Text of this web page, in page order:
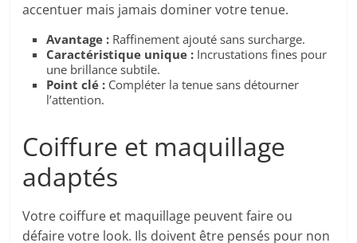
accentuer mais jamais dominer votre tenue.
Avantage : Raffinement ajouté sans surcharge.
Caractéristique unique : Incrustations fines pour
une brillance subtile.
Point clé : Compléter la tenue sans détourner
l’attention.
Coiffure et maquillage
adaptés
Votre coiffure et maquillage peuvent faire ou
défaire votre look. Ils doivent être pensés pour non